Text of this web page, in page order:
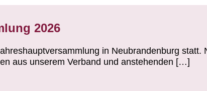
2026
in Neubrandenburg statt.
aus unserem Verband und anstehenden […]